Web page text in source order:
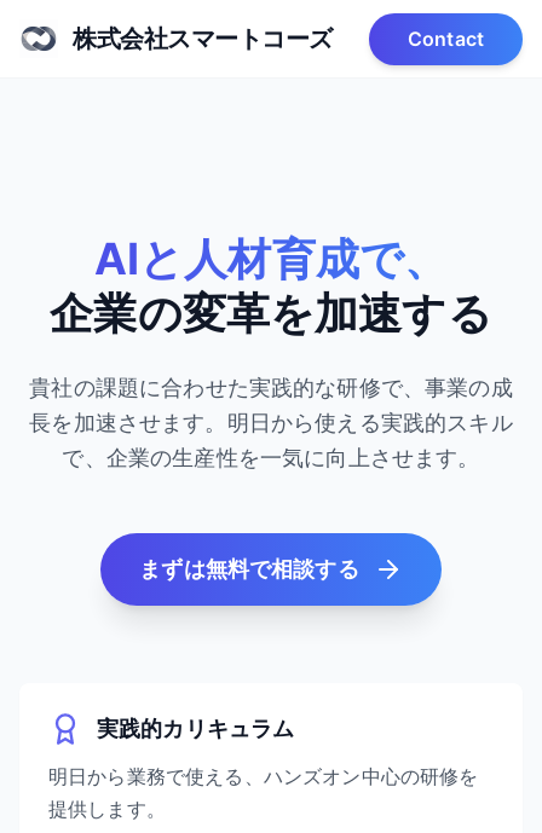
株式会社スマートコーズ Contact
AIと人材育成で、
企業の変革を加速する
貴社の課題に合わせた実践的な研修で、事業の成
長を加速させます。 明日から使える実践的スキル
で、企業の生産性を一気に向上させます。
まずは無料で相談する
実践的カリキュラム
明日から業務で使える、ハンズオン中心の研修を
提供します。